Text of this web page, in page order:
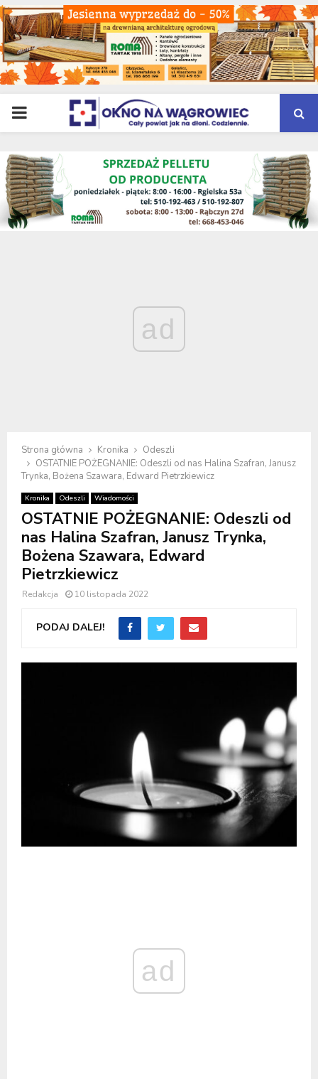
PRIMARY
MENU
ad
Strona główna Kronika
Odeszli
OSTATNIE POŻEGNANIE: Odeszli od nas Halina Szafran, Janusz
Trynka, Bożena Szawara, Edward Pietrzkiewicz
Kronika Odeszli Wiadomości
OSTATNIE POŻEGNANIE: Odeszli od
nas Halina Szafran, Janusz Trynka,
Bożena Szawara, Edward
Pietrzkiewicz
Redakcja 10 listopada 2022
PODAJ DALEJ!
ad